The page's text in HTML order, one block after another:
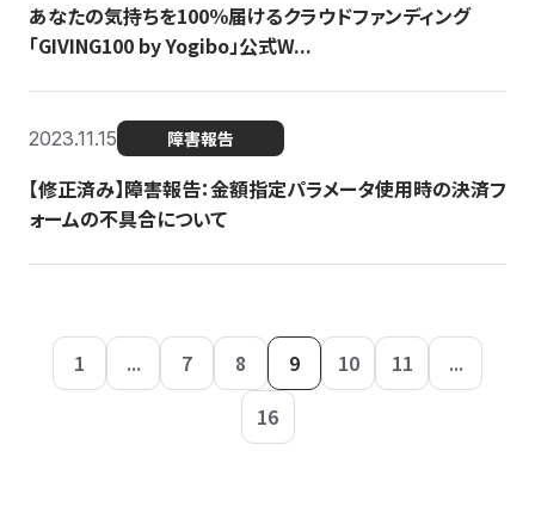
あなたの気持ちを100％届けるクラウドファンディング
「GIVING100 by Yogibo」公式W...
2023.11.15 障害報告
【修正済み】障害報告：金額指定パラメータ使用時の決済フ
ォームの不具合について
1 ... 7 8 9 10 11
...
16